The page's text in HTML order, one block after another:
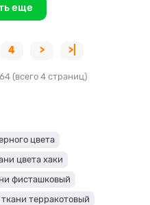
еще
4 > >|
(всего 4 страниц)
цвета
цвета хаки
фисташковый
терракотовый